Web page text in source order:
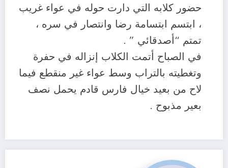
حضور كلابه التي دارت حوله في عواء غريب
، ابتسم ابتسامة رضا وانتصار في سره ،
تمتم “أصدقائي ” .
في الصباح أتمت الكلاب إنزاله في حفرة
وتغطيته بالتراب وسط عواء غير منقطع فيما
لاح من بعيد خيال فارس قادم يحمل نصف
بعير مذبوح .